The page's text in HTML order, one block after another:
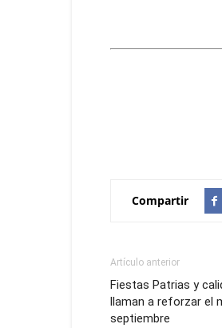
Compartir
Artículo anterior
Fiestas Patrias y
llaman a reforzar el
septiembre